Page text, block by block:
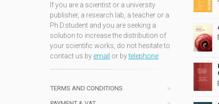
If you are a scientist or a university
publisher, a research lab, a teacher or a
Ph.D.student and you are seeking a
solution to increase the distribution of
your scientific works, do not hesitate to
contact us by email or bytelephone
TERMS AND CONDITIONS